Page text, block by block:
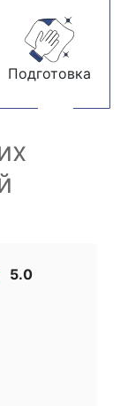
Подготовка
5.0